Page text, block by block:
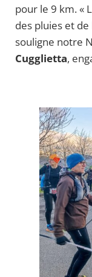
pour le 9 km. «
des pluies et
souligne notre
Cugglietta,